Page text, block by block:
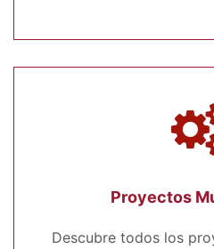
Proyectos
Descubre todos los